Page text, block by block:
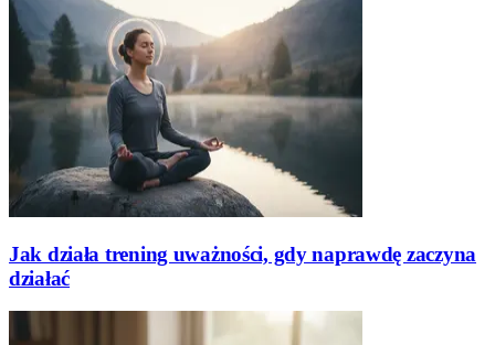
Jak działa trening uważności, gdy naprawdę zaczyna
działać